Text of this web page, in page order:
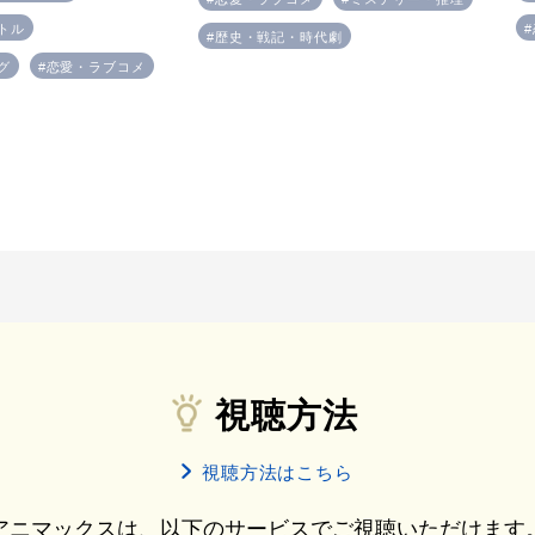
ル
#恋愛・ラブコメ
#歴史・戦記・時代劇
#
視聴方法
視聴方法はこちら
ニマックスは、以下のサービスでご視聴いただけます。